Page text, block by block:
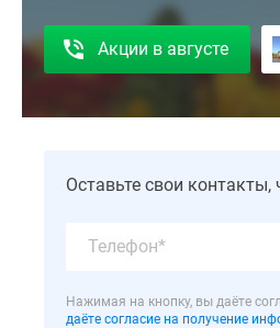
от
ГК
«Nordis»
Всеволожске,
Санкт-
Акции в августе
Оставьте свои
Нажимая на кнопку, вы даёте
даёте согласие на получение